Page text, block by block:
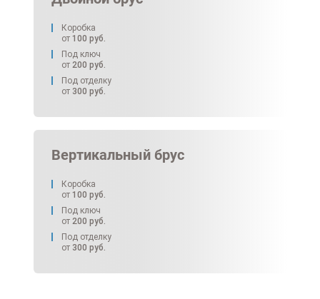
Коробка
от 100 руб.
Под ключ
от 200 руб.
Под отделку
от 300 руб.
Вертикальный брус
Коробка
от 100 руб.
Под ключ
от 200 руб.
Под отделку
от 300 руб.